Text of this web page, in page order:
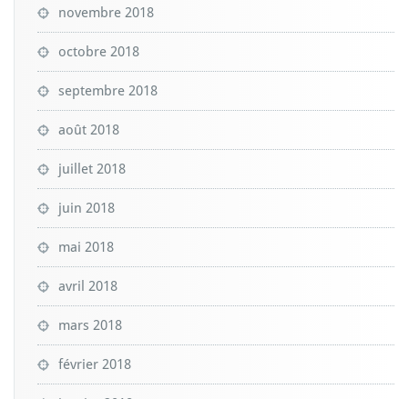
novembre 2018
octobre 2018
septembre 2018
août 2018
juillet 2018
juin 2018
mai 2018
avril 2018
mars 2018
février 2018